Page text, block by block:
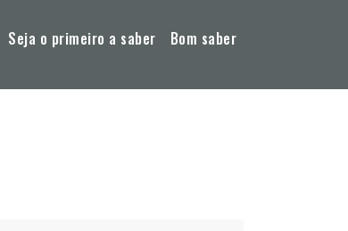
Seja o primeiro a saber Bom saber